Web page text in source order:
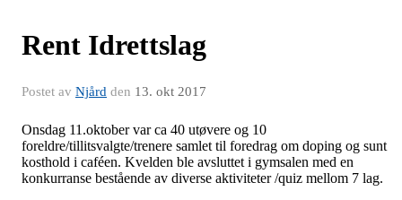
Rent Idrettslag
Postet av Njård den 13. okt 2017
Onsdag 11.oktober var ca 40 utøvere og 10
foreldre/tillitsvalgte/trenere samlet til foredrag om doping og sunt
kosthold i caféen. Kvelden ble avsluttet i gymsalen med en
konkurranse bestående av diverse aktiviteter /quiz mellom 7 lag.